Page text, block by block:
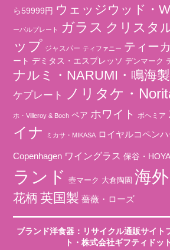
ら59999円 ウェッジウッド・
ーバルプレート ガラス クリスタ
ップ ジャスパー ティファニー ティー
ート デミタス・エスプレッソ デンマーク
ナルミ・NARUMI・鳴海
ケプレート
ノリタケ・
ホ・Villeroy & Boch ペア ホワイト ボヘミア
イナ
ミカサ・MIKASA ロイヤルコペン
Copenhagen ワイングラス 保谷・HOYA
ランド
壺マーク 大倉陶園 海
花柄 英国製 薔薇・ローズ
ブランド洋食器：リサイクル通販サイト
ト ・株式会社ギフティドッ